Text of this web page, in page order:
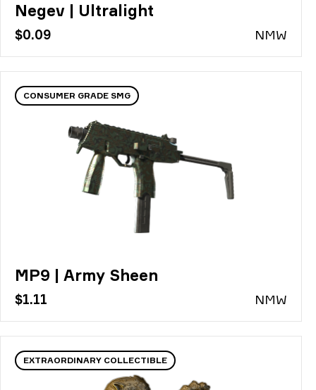
Negev | Ultralight
$0.09 NMW
CONSUMER GRADE SMG
MP9 | Army Sheen
$1.11 NMW
EXTRAORDINARY COLLECTIBLE